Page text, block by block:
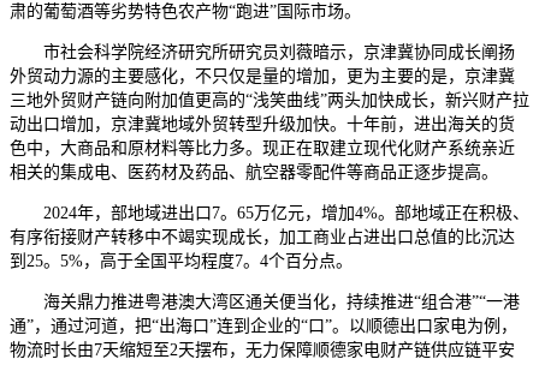
肃的葡萄酒等劣势特色农产物“跑进”国际市场。
市社会科学院经济研究所研究员刘薇暗示，京津冀协同成长阐扬
外贸动力源的主要感化，不只仅是量的增加，更为主要的是，京津冀
三地外贸财产链向附加值更高的“浅笑曲线”两头加快成长，新兴财产拉
动出口增加，京津冀地域外贸转型升级加快。十年前，进出海关的货
色中，大商品和原材料等比力多。现正在取建立现代化财产系统亲近
相关的集成电、医药材及药品、航空器零配件等商品正逐步提高。
2024年，部地域进出口7。65万亿元，增加4%。部地域正在积极、
有序衔接财产转移中不竭实现成长，加工商业占进出口总值的比沉达
到25。5%，高于全国平均程度7。4个百分点。
海关鼎力推进粤港澳大湾区通关便当化，持续推进“组合港”“一港
通”，通过河道，把“出海口”连到企业的“口”。以顺德出口家电为例，
物流时长由7天缩短至2天摆布，无力保障顺德家电财产链供应链平安